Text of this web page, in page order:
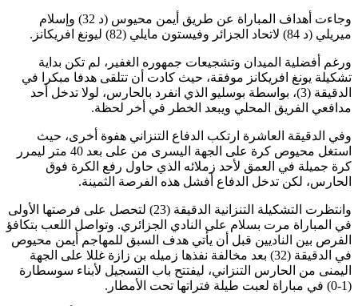
وجاءت أهداف المباراة عن طريق أيمن محيوس (د 32) وإسلام
ميريلي (د 84) لاتحاد الجزائر وفيستون مايلي (82) ليونغ افريكانز.
ورغم أفضلية الميدان وتشجيعات جمهوره الغفير، لم تكن بداية
تشكيلة يونغ افريكانز موفقة، حيث كادت أن تتلقى هدفا مبكرا في
الدقيقة (3)، بواسطة بوسليو الذي انفرد بالحارس، لولا تدخل أحد
مدافعي الفريق المحلي ويبعد الخطر في أخر لحظة.
وفي الدقيقة العاشرة ارتكب الدفاع التنزاني هفوة أخرى، حيث
استغل محيوص كرة على الجهة اليسرى من على بعد 40 متر ليمرر
كرة جميلة في العمق لأحد زملائه الذي حاول رفع الكرة فوق
الحارس، لكن تدخل الدفاع أفشل هذه الفرصة الثمينة.
وانتظرت التشكيلة التنزانية الدقيقة (23) لتحصل على فرصتها الأولى
في المباراة مرت بسلام على النادي الجزائري. وتواصل اللعب بتكافؤ
الفرص بين الناديين قبل أن يأتي هدف السبق للمهاجم أيمن محيوص
في الدقيقة (32) بعد مخالفة نفذها زميله بن زازة غللا على الجهة
اليمنى من الحارس التنزاني، ليفتتح باب التسجيل لأبناء سوسطارة
(1-0) في مباراة لعبت طيلة فتراتها تحت الأمطار.